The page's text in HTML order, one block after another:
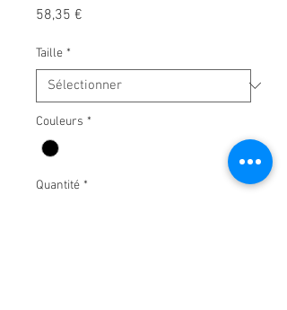
58,35 €
Taille *
Couleurs *
Quantité *